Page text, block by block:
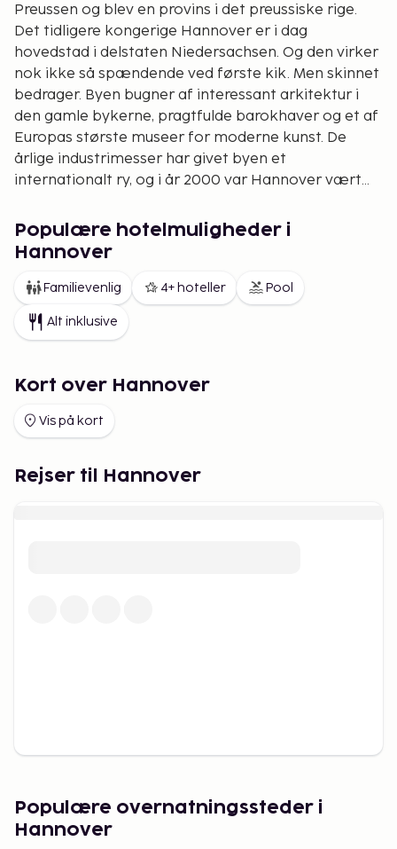
Preussen og blev en provins i det preussiske rige.
Det tidligere kongerige Hannover er i dag
hovedstad i delstaten Niedersachsen. Og den virker
nok ikke så spændende ved første kik. Men skinnet
bedrager. Byen bugner af interessant arkitektur i
den gamle bykerne, pragtfulde barokhaver og et af
Europas største museer for moderne kunst. De
årlige industrimesser har givet byen et
internationalt ry, og i år 2000 var Hannover vært
lokkede 18 mio. besøgende til sig. Efter den næsten
fuldkomne ødelæggelse af den gamle bykerne i
genopbygget, og store grønne områder opfordrer
den besøgende til at udforske byen til fods. Det
bedste start- og slutpunkt for en omfattende
Bahn. I Spengler-museum vises værker af Munch,
Chagall og Picasso.
Populære hotelmuligheder i
Hannover
Familievenlig 4+ hoteller Pool
Alt inklusive
Kort over Hannover
Vis på kort
Rejser til Hannover
Populære overnatningssteder i
Hannover